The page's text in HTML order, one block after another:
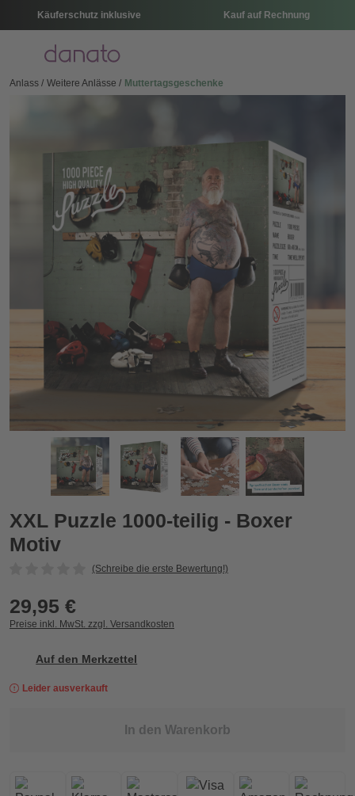
Käuferschutz inklusive Kauf auf Rechnung
Menü
Anlass Weitere Anlässe Muttertagsgeschenke
XXL Puzzle 1000-teilig - Boxer Motiv
Zurück
XXL Puzzle 1000-teilig - Boxer
Motiv
(Schreibe die erste Bewertung!)
29,95 €
Preise inkl. MwSt. zzgl. Versandkosten
Auf den Merkzettel
Leider ausverkauft
In den Warenkorb